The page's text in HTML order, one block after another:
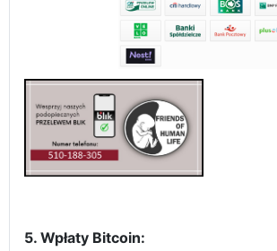
5. Wpłaty Bitcoin: